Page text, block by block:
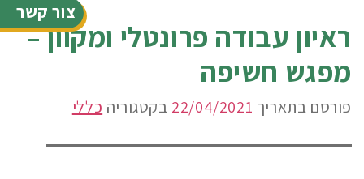
צור קשר
ראיון עבודה פרונטלי ומקוון –
מפגש חשיפה
פורסם בתאריך 22/04/2021 בקטגוריה כללי